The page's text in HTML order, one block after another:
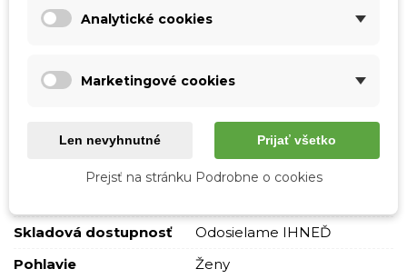
Tabuľka vlastností
Farba
Hnedá
Pravá koža
Jednofarebné
Prešívané
Skladová dostupnosť
Odosielame IHNEĎ
Pohlavie
Ženy
Analytické cookies
Marketingové cookies
Len nevyhnutné Prijať všetko
Prejsť na stránku Podrobne o cookies